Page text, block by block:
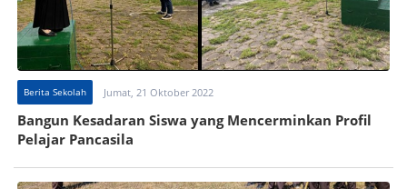
Berita Sekolah Jumat, 21 Oktober 2022
Bangun Kesadaran Siswa yang Mencerminkan Profil
Pelajar Pancasila